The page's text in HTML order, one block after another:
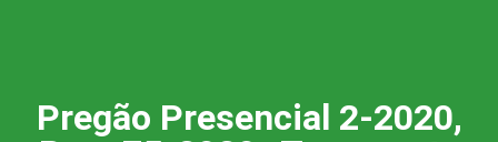
Pregão Presencial 2-2020,